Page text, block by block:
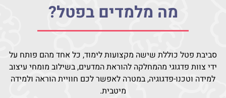
מה מלמדים בפטל?
סביבת פטל כוללת שישה מקצועות לימוד, כל אחד מהם פותח על
ידי צוות פדגוגי מהמחלקה להוראת המדעים, בשילוב מומחי עיצוב
למידה וטכנו-פדגוגיה, במטרה לאפשר לכם חוויית הוראה ולמידה
מיטבית.